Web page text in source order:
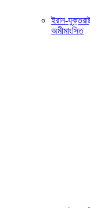
ইরান-
অমীমাংসিত